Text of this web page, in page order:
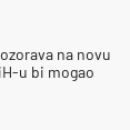
na novu
u bi mogao